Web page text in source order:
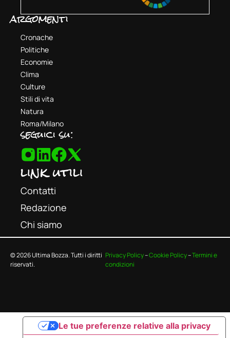
argomenti
Cronache
Politiche
Economie
Clima
Culture
Stili di vita
Natura
Roma/Milano
seguici su:
link utili
Contatti
Redazione
Chi siamo
© 2026 Ultima Bozza. Tutti i diritti
riservati.
Privacy Policy–Cookie Policy–Termini e
condizioni
Le tue preferenze relative alla privacy